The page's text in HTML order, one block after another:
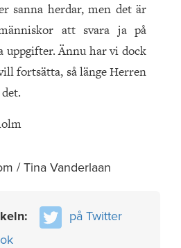
sanna herdar, men det är
att svara ja på
uppgifter. Ännu har vi dock
fortsätta, så länge Herren
/ Tina Vanderlaan
på Twitter